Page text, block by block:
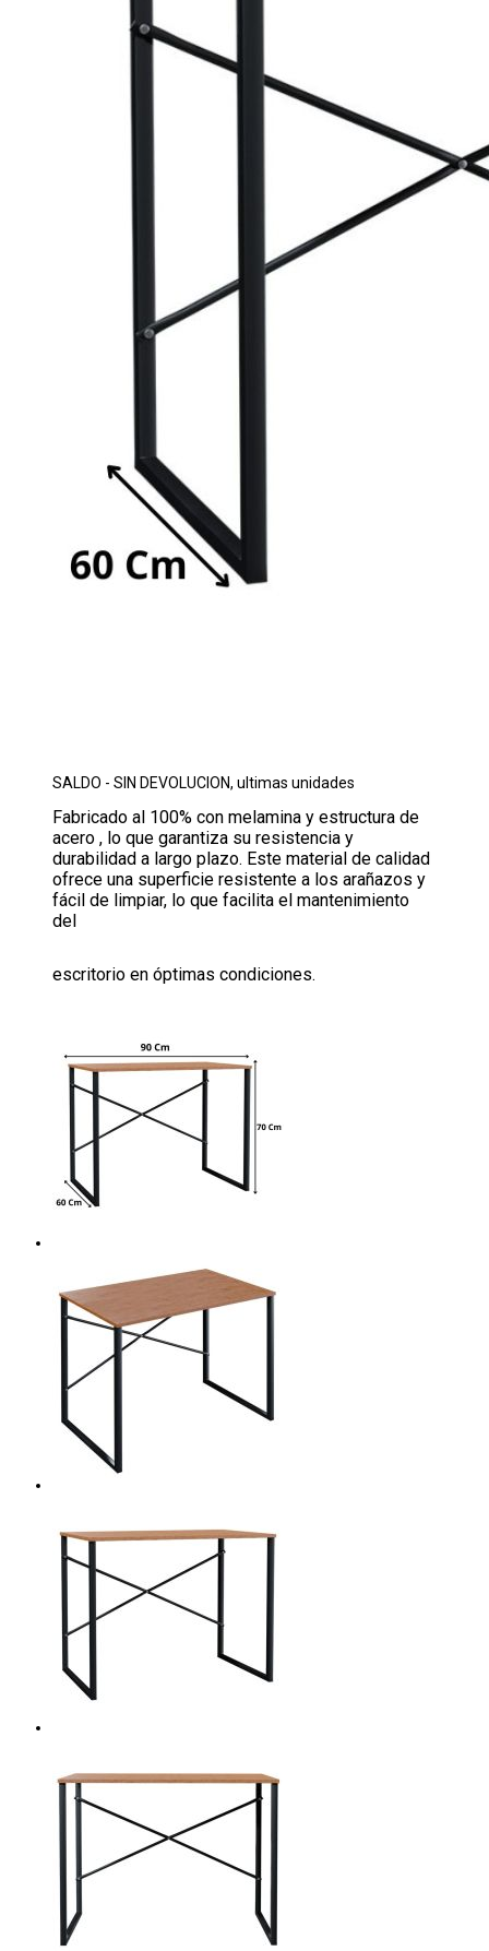
SALDO - SIN DEVOLUCION, ultimas unidades
Fabricado al 100% con melamina y estructura de
acero , lo que garantiza su resistencia y
durabilidad a largo plazo. Este material de calidad
ofrece una superficie resistente a los arañazos y
fácil de limpiar, lo que facilita el mantenimiento
del
escritorio en óptimas condiciones.